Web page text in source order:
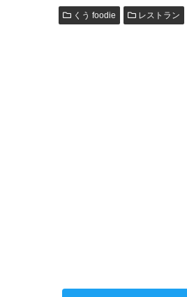
くう foodie レストラン